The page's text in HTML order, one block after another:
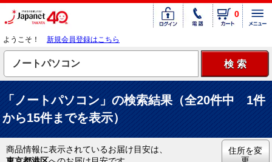
0
ようこそ！ 新規会員登録はこちら
「ノートパソコン」の検索結果（全20件中 1件
から15件までを表示）
商品情報に表示されているお届け目安は、
住所を変